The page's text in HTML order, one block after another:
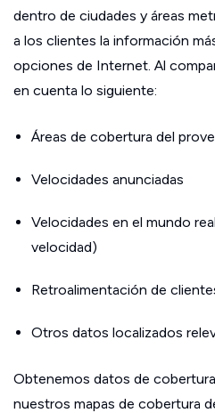
dentro de ciudades y áreas
a los clientes la información
opciones de Internet. Al
en cuenta lo siguiente:
Áreas de cobertura del
Velocidades anunciadas
Velocidades en el mundo
velocidad)
Retroalimentación de
Otros datos localizados
Obtenemos datos de
nuestros mapas de cobertura